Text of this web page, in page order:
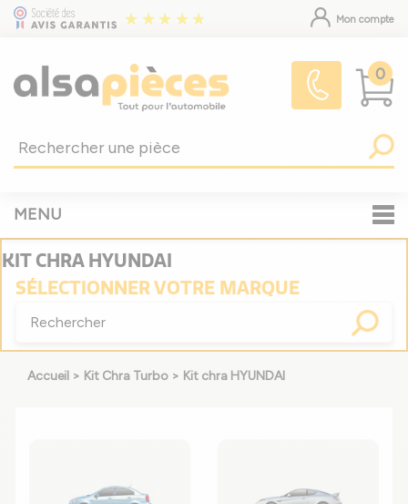
Mon compte
0
MENU
KIT CHRA HYUNDAI
SÉLECTIONNERVOTRE MARQUE
Accueil > Kit Chra Turbo > Kit chra HYUNDAI